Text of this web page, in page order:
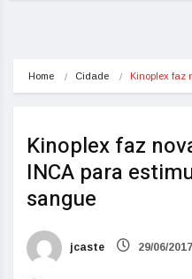
Home Cidade Kinoplex faz
Kinoplex faz
INCA para
sangue
jcaste 29/06/2017